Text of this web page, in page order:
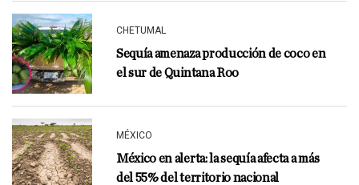
CHETUMAL
Sequía amenaza producción de coco en
el sur de Quintana Roo
MÉXICO
México en alerta: la sequía afecta a más
del 55% del territorio nacional